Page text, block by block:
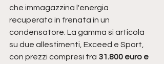
che immagazzina l'energia
recuperata in frenata in un
condensatore. La gamma si articola
su due allestimenti, Exceed e Sport,
con prezzi compresi tra 31.800 euro e